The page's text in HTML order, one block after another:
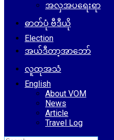
အလှအပရေးရာ
ဓာတ်ပုံ ဗီဒီယို
Election
အယ်ဒီတာ့အာဘော်
လူထုအသံ
English
About VOM
News
Article
Travel Log